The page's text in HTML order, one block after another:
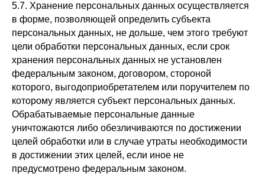
5.7. Хранение персональных данных осуществляется
в форме, позволяющей определить субъекта
персональных данных, не дольше, чем этого требуют
цели обработки персональных данных, если срок
хранения персональных данных не установлен
федеральным законом, договором, стороной
которого, выгодоприобретателем или поручителем по
которому является субъект персональных данных.
Обрабатываемые персональные данные
уничтожаются либо обезличиваются по достижении
целей обработки или в случае утраты необходимости
в достижении этих целей, если иное не
предусмотрено федеральным законом.